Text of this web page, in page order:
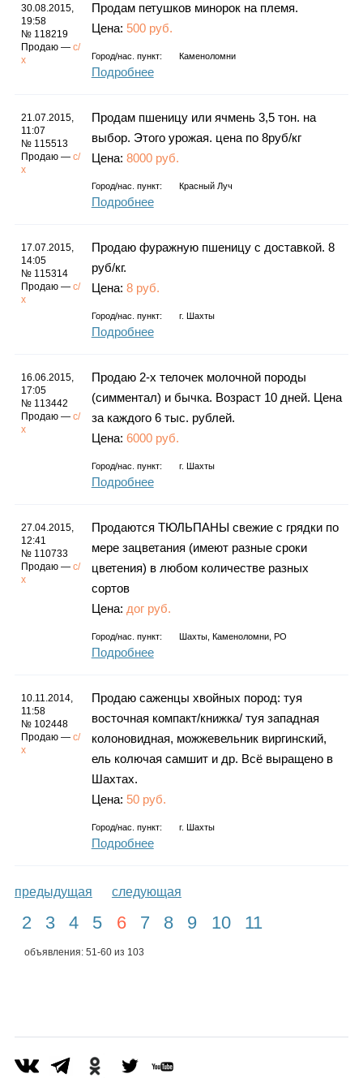
30.08.2015,
19:58
№ 118219
Продаю —с/
х
Продам петушков минорок на племя.
Цена: 500 руб.
Город/нас. пункт: Каменоломни
Подробнее
21.07.2015,
11:07
№ 115513
Продаю —с/
х
Продам пшеницу или ячмень 3,5 тон. на
выбор. Этого урожая. цена по 8руб/кг
Цена: 8000 руб.
Город/нас. пункт: Красный Луч
Подробнее
17.07.2015,
14:05
№ 115314
Продаю —с/
х
Продаю фуражную пшеницу с доставкой. 8
руб/кг.
Цена: 8 руб.
Город/нас. пункт: г. Шахты
Подробнее
16.06.2015,
17:05
№ 113442
Продаю —с/
х
Продаю 2-х телочек молочной породы
(симментал) и бычка. Возраст 10 дней. Цена
за каждого 6 тыс. рублей.
Цена: 6000 руб.
Город/нас. пункт: г. Шахты
Подробнее
27.04.2015,
12:41
№ 110733
Продаю —с/
х
Продаются ТЮЛЬПАНЫ свежие с грядки по
мере зацветания (имеют разные сроки
цветения) в любом количестве разных
сортов
Цена: дог руб.
Город/нас. пункт: Шахты, Каменоломни, РО
Подробнее
10.11.2014,
11:58
№ 102448
Продаю —с/
х
Продаю саженцы хвойных пород: туя
восточная компакт/книжка/ туя западная
колоновидная, можжевельник виргинский,
ель колючая самшит и др. Всё выращено в
Шахтах.
Цена: 50 руб.
Город/нас. пункт: г. Шахты
Подробнее
предыдущая следующая
2 3 4 5 6 7 8 9 10 11
объявления: 51-60 из 103